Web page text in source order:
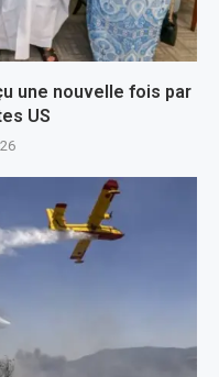
une nouvelle fois par
US